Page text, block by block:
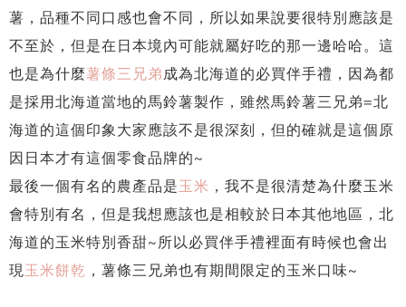
薯，品種不同口感也會不同，所以如果說要很特別應該是
不至於，但是在日本境內可能就屬好吃的那一邊哈哈。這
也是為什麼薯條三兄弟成為北海道的必買伴手禮，因為都
是採用北海道當地的馬鈴薯製作，雖然馬鈴薯三兄弟=北
海道的這個印象大家應該不是很深刻，但的確就是這個原
因日本才有這個零食品牌的~
最後一個有名的農產品是玉米 ，我不是很清楚為什麼玉米
會特別有名，但是我想應該也是相較於日本其他地區，北
海道的玉米特別香甜~所以必買伴手禮裡面有時候也會出
現玉米餅乾 ，薯條三兄弟也有期間限定的玉米口味~